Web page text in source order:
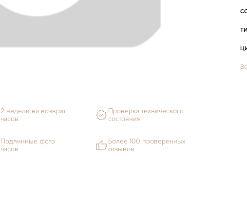
2 недели на возврат
часов
Проверка технического
состояния
Подлинные фото
часов
Более 100 проверенных
отзывов